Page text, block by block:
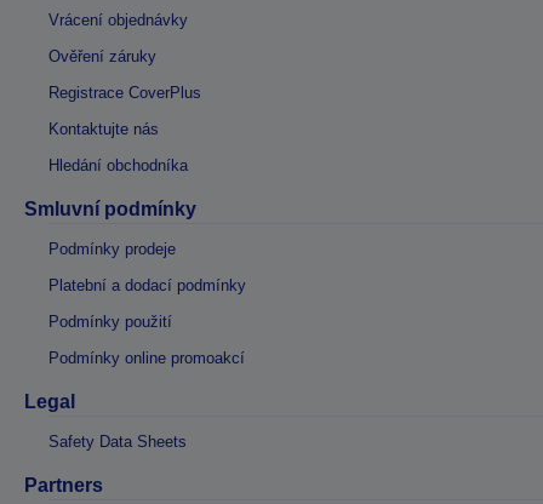
Vrácení objednávky
Ověření záruky
Registrace CoverPlus
Kontaktujte nás
Hledání obchodníka
Smluvní podmínky
Podmínky prodeje
Platební a dodací podmínky
Podmínky použití
Podmínky online promoakcí
Legal
Safety Data Sheets
Partners